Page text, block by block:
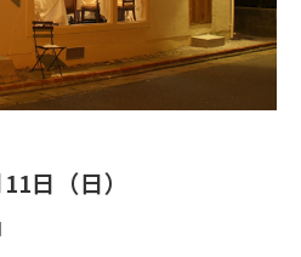
日（日）